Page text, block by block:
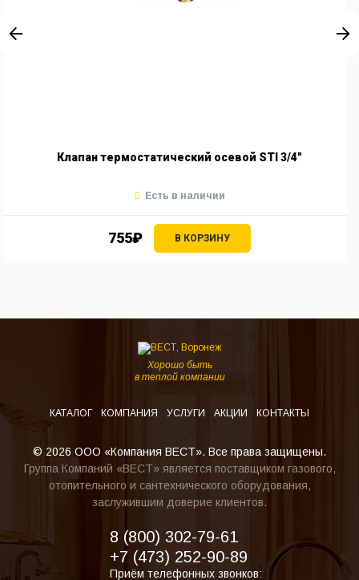
Клапан термостатический осевой STI 3/4"
755₽ В КОРЗИНУ
Есть в наличии
Хорошо быть
в теплой компании
КАТАЛОГ КОМПАНИЯ УСЛУГИ АКЦИИ КОНТАКТЫ
© 2026 ООО «Компания ВЕСТ». Все права защищены.
Группа Компаний «ВЕСТ» является поставщиком газового,
отопительного и сантехнического оборудования,
заслужившим доверие клиентов.
8 (800) 302-79-61
+7 (473) 252-90-89
Приём телефонных звонков: